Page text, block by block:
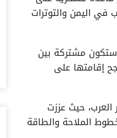
اليمن والتوترات
ستكون مشتركة بين
إقامتها على
حيث عززت
مارس 2015، ضمن مساعٍ لتأمين خطوط الملاحة والطاقة